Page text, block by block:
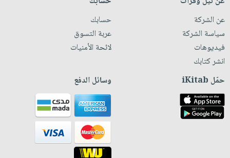
عن الشركة
سياسة الشركة
فيديوهات
انشر كتابك
حسابك
عربة التسوق
لائحة الأمنيات
حمّل iKitab وسائل الدفع